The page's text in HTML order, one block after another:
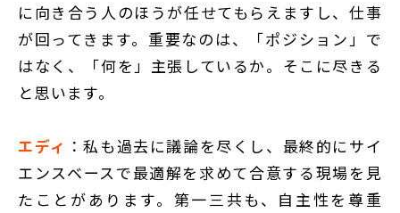
に向き合う人のほうが任せてもらえますし、仕事
が回ってきます。重要なのは、「ポジション」で
はなく、「何を」主張しているか。そこに尽きる
と思います。
エディ ：私も過去に議論を尽くし、最終的にサイ
エンスベースで最適解を求めて合意する現場を見
たことがあります。第一三共も、自主性を尊重